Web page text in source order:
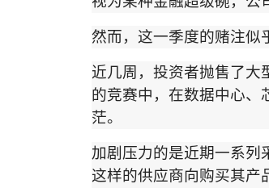
然而，这一季度的赌注似
近几周，投资者抛售了大
的竞赛中，在数据中心、
茫。
加剧压力的是近期一系列
这样的供应商向购买其产